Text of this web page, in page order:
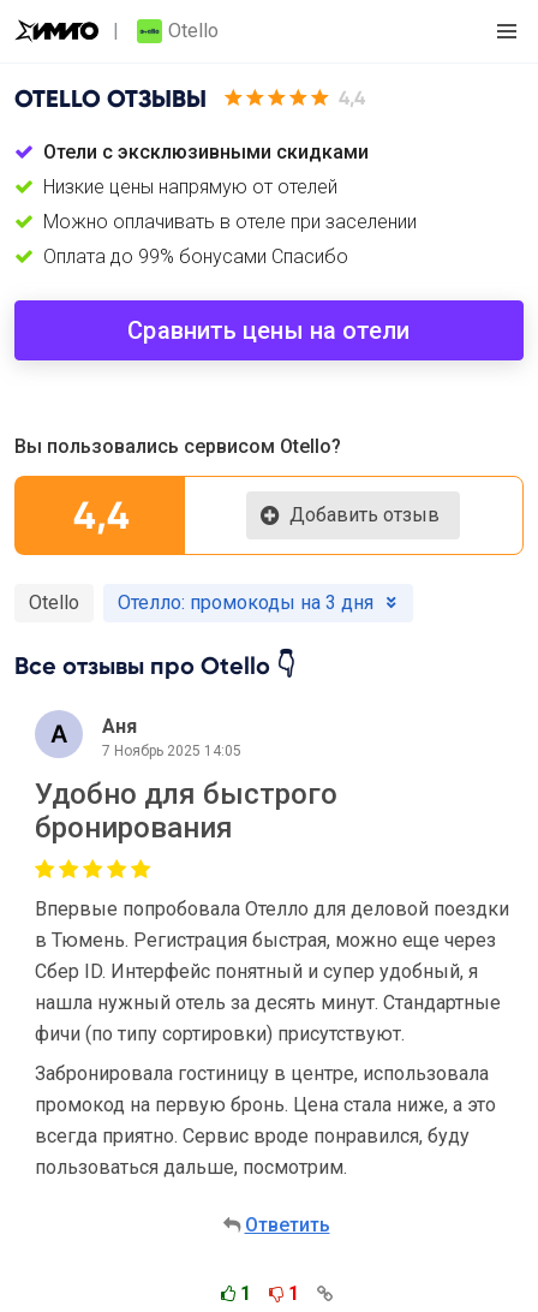
Otello
OTELLO ОТЗЫВЫ 4,4
Отели с эксклюзивными скидками
Низкие цены напрямую от отелей
Можно оплачивать в отеле при заселении
Оплата до 99% бонусами Спасибо
Сравнить цены на отели
Вы пользовались сервисом Otello?
4,4 Добавить отзыв
Otello Отелло: промокоды на 3 дня
Все отзывы про Otello 👇
Аня
7 Ноябрь 2025 14:05
Удобно для быстрого
бронирования
Впервые попробовала Отелло для деловой поездки
в Тюмень. Регистрация быстрая, можно еще через
Сбер ID. Интерфейс понятный и супер удобный, я
нашла нужный отель за десять минут. Стандартные
фичи (по типу сортировки) присутствуют.
Забронировала гостиницу в центре, использовала
промокод на первую бронь. Цена стала ниже, а это
всегда приятно. Сервис вроде понравился, буду
пользоваться дальше, посмотрим.
Ответить
1 1